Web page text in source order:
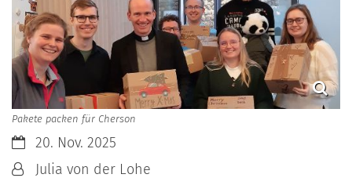
Pakete packen für Cherson
Datum:20. Nov. 2025
Von:Julia von der Lohe